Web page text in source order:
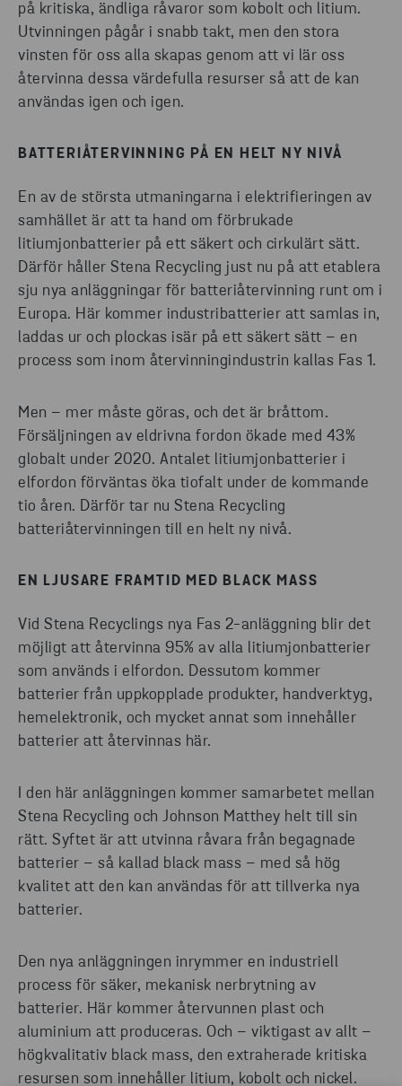
på kritiska, ändliga råvaror som kobolt och litium.
Utvinningen pågår i snabb takt, men den stora
vinsten för oss alla skapas genom att vi lär oss
återvinna dessa värdefulla resurser så att de kan
användas igen och igen.
BATTERIÅTERVINNING PÅ EN HELT NY NIVÅ
En av de största utmaningarna i elektrifieringen av
samhället är att ta hand om förbrukade
litiumjonbatterier på ett säkert och cirkulärt sätt.
Därför håller Stena Recycling just nu på att etablera
sju nya anläggningar för batteriåtervinning runt om i
Europa. Här kommer industribatterier att samlas in,
laddas ur och plockas isär på ett säkert sätt – en
process som inom återvinningindustrin kallas Fas 1.
Men – mer måste göras, och det är bråttom.
Försäljningen av eldrivna fordon ökade med 43%
globalt under 2020. Antalet litiumjonbatterier i
elfordon förväntas öka tiofalt under de kommande
tio åren. Därför tar nu Stena Recycling
batteriåtervinningen till en helt ny nivå.
EN LJUSARE FRAMTID MED BLACK MASS
Vid Stena Recyclings nya Fas 2-anläggning blir det
möjligt att återvinna 95% av alla litiumjonbatterier
som används i elfordon. Dessutom kommer
batterier från uppkopplade produkter, handverktyg,
hemelektronik, och mycket annat som innehåller
batterier att återvinnas här.
I den här anläggningen kommer samarbetet mellan
Stena Recycling och Johnson Matthey helt till sin
rätt. Syftet är att utvinna råvara från begagnade
batterier – så kallad black mass – med så hög
kvalitet att den kan användas för att tillverka nya
batterier.
Den nya anläggningen inrymmer en industriell
process för säker, mekanisk nerbrytning av
batterier. Här kommer återvunnen plast och
aluminium att produceras. Och – viktigast av allt –
högkvalitativ black mass, den extraherade kritiska
resursen som innehåller litium, kobolt och nickel.